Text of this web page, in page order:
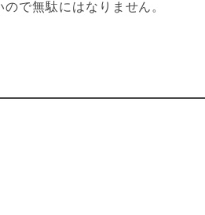
で無駄にはなりません。